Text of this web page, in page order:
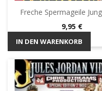
Freche Spermageile
Preis
9,95 €
IN DEN WARENKORB